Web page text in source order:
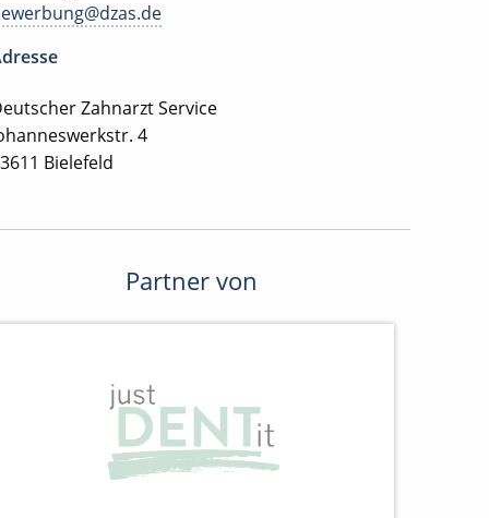
Zahnarzt Service
4
Bielefeld
Partner von